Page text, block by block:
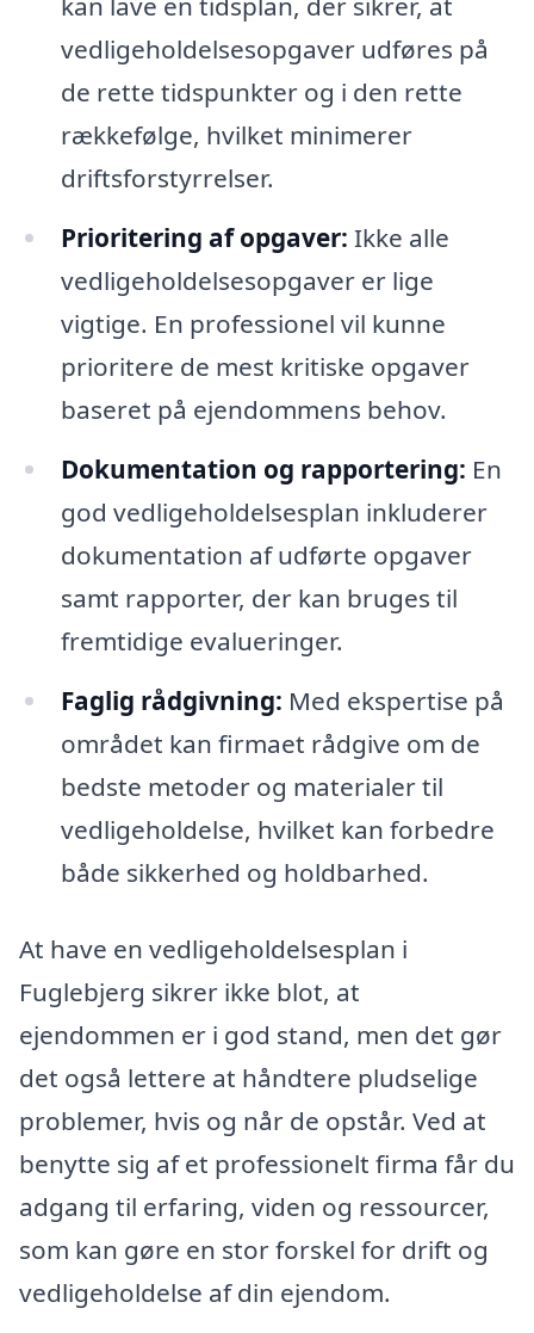
vedligeholdelsesopgaver udføres på
de rette tidspunkter og i den rette
rækkefølge, hvilket minimerer
driftsforstyrrelser.
Prioritering af opgaver: Ikke alle
vedligeholdelsesopgaver er lige
vigtige. En professionel vil kunne
prioritere de mest kritiske opgaver
baseret på ejendommens behov.
Dokumentation og rapportering: En
god vedligeholdelsesplan inkluderer
dokumentation af udførte opgaver
samt rapporter, der kan bruges til
fremtidige evalueringer.
Faglig rådgivning: Med ekspertise på
området kan firmaet rådgive om de
bedste metoder og materialer til
vedligeholdelse, hvilket kan forbedre
både sikkerhed og holdbarhed.
At have en vedligeholdelsesplan i
Fuglebjerg sikrer ikke blot, at
ejendommen er i god stand, men det gør
det også lettere at håndtere pludselige
problemer, hvis og når de opstår. Ved at
benytte sig af et professionelt firma får du
adgang til erfaring, viden og ressourcer,
som kan gøre en stor forskel for drift og
vedligeholdelse af din ejendom.